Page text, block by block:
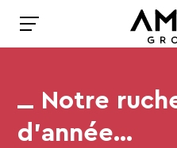
Notre
d’année…